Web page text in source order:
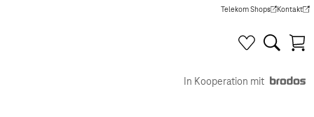
Telekom Shops
(Wird in einem neuen Tab
Kontakt
(Wird in
In Kooperation mit